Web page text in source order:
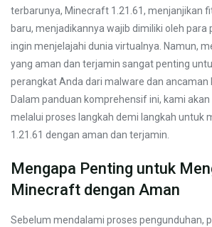
terbarunya, Minecraft 1.21.61, menjanjikan
baru, menjadikannya wajib dimiliki oleh para
ingin menjelajahi dunia virtualnya. Namun,
yang aman dan terjamin sangat penting
perangkat Anda dari malware dan ancaman
Dalam panduan komprehensif ini, kami
melalui proses langkah demi langkah untuk
1.21.61 dengan aman dan terjamin.
Mengapa Penting untuk
Minecraft dengan Aman
Sebelum mendalami proses pengunduhan,